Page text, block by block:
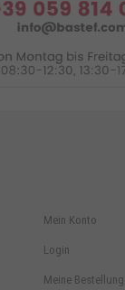
Mein Konto
Login
Meine